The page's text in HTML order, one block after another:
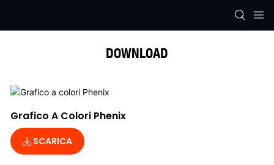
DOWNLOAD
Grafico A Colori Phenix
SCARICA